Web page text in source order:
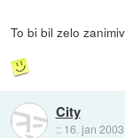
To bi bil zelo
City
:: 16. jan